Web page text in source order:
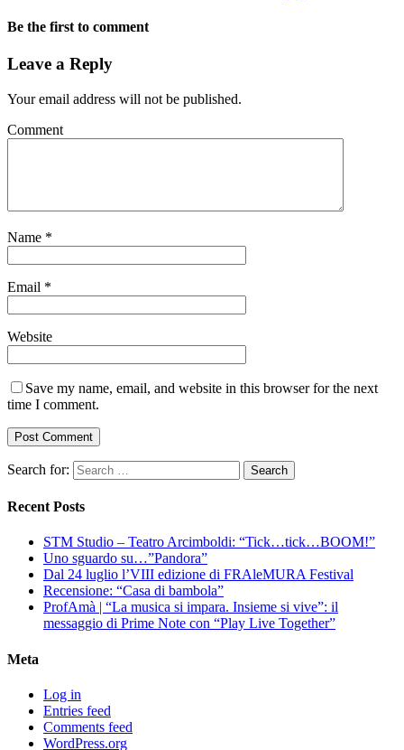
Be the first to comment
Leave a Reply
Your email address will not be published.
Comment
Name *
Email *
Website
Save my name, email, and website in this browser for the next
time I comment.
Search for:
Recent Posts
STM Studio – Teatro Arcimboldi: “Tick…tick…BOOM!”
Uno sguardo su…”Pandora”
Dal 24 luglio l’VIII edizione di FRAleMURA Festival
Recensione: “Casa di bambola”
ProfAmà | “La musica si impara. Insieme si vive”: il
messaggio di Prime Note con “Play Live Together”
Meta
Log in
Entries feed
Comments feed
WordPress.org